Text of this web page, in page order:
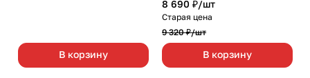
В корзину
8 690 ₽/шт
Старая цена
9 320 ₽/шт
В корзину